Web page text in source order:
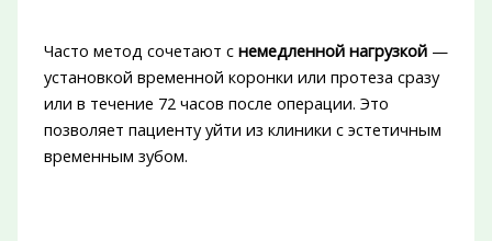
Часто метод сочетают с немедленной нагрузкой—
установкой временной коронки или протеза сразу
или в течение 72 часов после операции. Это
позволяет пациенту уйти из клиники с эстетичным
временным зубом.